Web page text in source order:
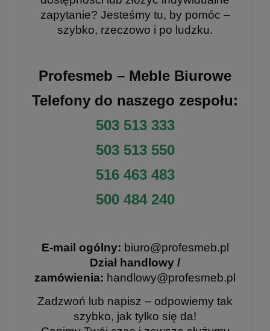
zapytanie? Jesteśmy tu, by pomóc –
szybko, rzeczowo i po ludzku.
Profesmeb – Meble Biurowe
Telefony do naszego zespołu:
503 513 333
503 513 550
516 463 483
500 484 240
E-mail ogólny: biuro@profesmeb.pl
Dział handlowy /
zamówienia: handlowy@profesmeb.pl
Zadzwoń lub napisz – odpowiemy tak
szybko, jak tylko się da!